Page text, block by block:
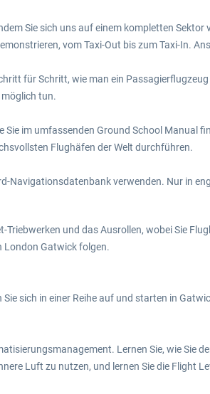
Sie sich uns auf einem kompletten
vom Taxi-Out bis zum Taxi-In.
für Schritt, wie man ein
tun.
im umfassenden Ground School Manual
Flughäfen der Welt durchführen.
Navigationsdatenbank verwenden. Nur in
Triebwerken und das Ausrollen, wobei Sie
London Gatwick folgen.
sich in einer Reihe auf und starten in
Lernen Sie, wie Sie
Luft zu nutzen, und lernen Sie die Flight